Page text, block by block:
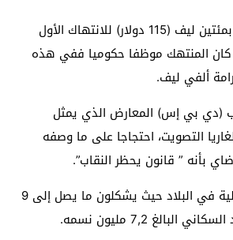
وجرى تحديد الغرامة بمئتين ليف (115 دولار) للانتهاك الأول
إلا إذا كان المنتهك موظفا حكوميا ففي هذه
ألفي ليف.
(دي بي إس) المعارض الذي يمثل
التصويت، احتجاجا على ما وصفه
بأنه ” قانون يحظر النقاب”.
ويمثل الأتراك أكبر أقلية في البلاد حيث يشكلون ما يصل إلى 9
7,2 مليون نسمه.